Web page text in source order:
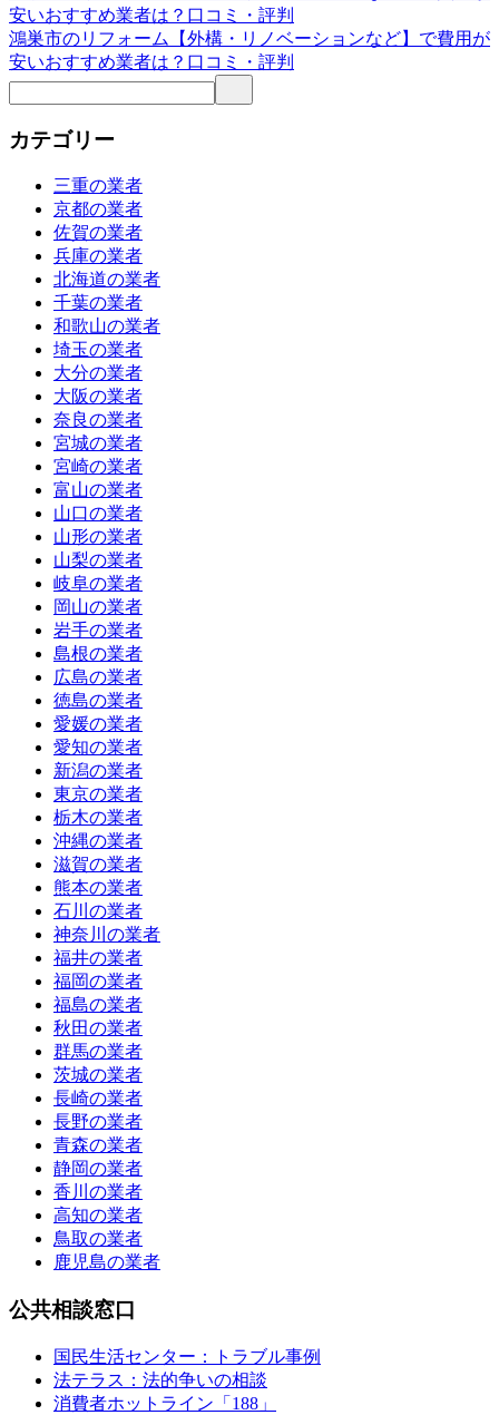
安いおすすめ業者は？口コミ・評判
鴻巣市のリフォーム【外構・リノベーションなど】で費用が
安いおすすめ業者は？口コミ・評判
カテゴリー
三重の業者
京都の業者
佐賀の業者
兵庫の業者
北海道の業者
千葉の業者
和歌山の業者
埼玉の業者
大分の業者
大阪の業者
奈良の業者
宮城の業者
宮崎の業者
富山の業者
山口の業者
山形の業者
山梨の業者
岐阜の業者
岡山の業者
岩手の業者
島根の業者
広島の業者
徳島の業者
愛媛の業者
愛知の業者
新潟の業者
東京の業者
栃木の業者
沖縄の業者
滋賀の業者
熊本の業者
石川の業者
神奈川の業者
福井の業者
福岡の業者
福島の業者
秋田の業者
群馬の業者
茨城の業者
長崎の業者
長野の業者
青森の業者
静岡の業者
香川の業者
高知の業者
鳥取の業者
鹿児島の業者
公共相談窓口
国民生活センター：トラブル事例
法テラス：法的争いの相談
消費者ホットライン「188」